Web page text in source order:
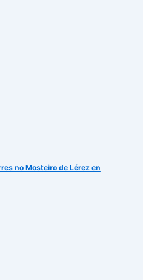
no Mosteiro de Lérez en